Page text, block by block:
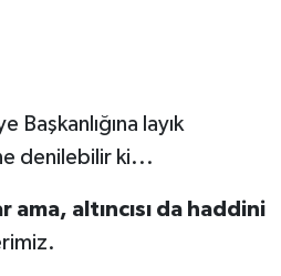
Başkanlığına layık
denilebilir ki...
ama, altıncısı da haddini